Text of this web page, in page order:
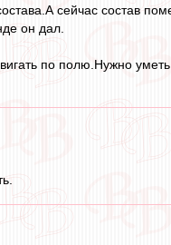
сейчас состав
он дал.
по полю.Нужно